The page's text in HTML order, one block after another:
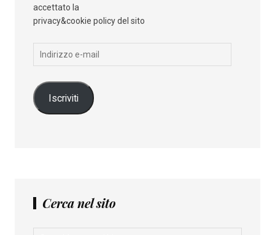
accettato la
privacy&cookie policy del sito
Indirizzo
Iscriviti
Cerca nel sito